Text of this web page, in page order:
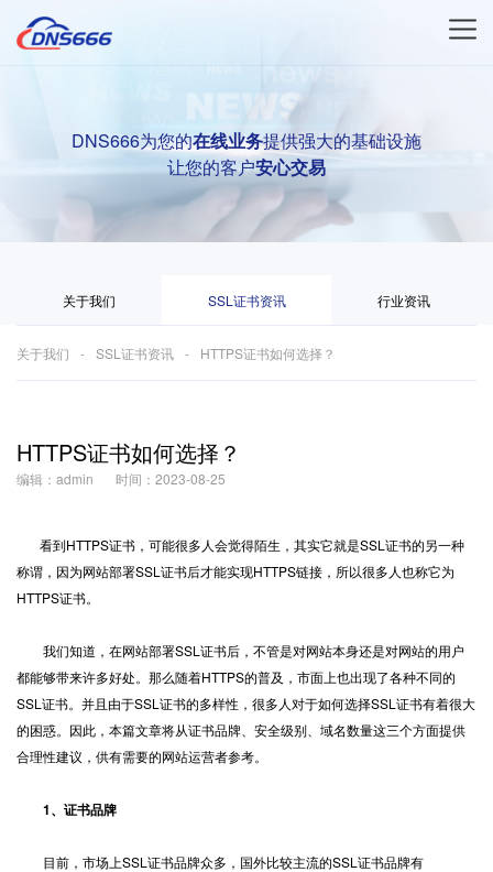
DNS666为您的在线业务提供强大的基础设施
让您的客户安心交易
关于我们 SSL证书资讯 行业资讯
关于我们 SSL证书资讯 HTTPS证书如何选择？
HTTPS证书如何选择？
编辑：admin 时间：2023-08-25
看到HTTPS证书 ，可能很多人会觉得陌生，其实它就是SSL证书的另一种
称谓，因为网站部署SSL证书后才能实现HTTPS链接，所以很多人也称它为
HTTPS证书。
我们知道，在网站部署SSL证书后，不管是对网站本身还是对网站的用户
都能够带来许多好处。那么随着HTTPS的普及，市面上也出现了各种不同的
SSL证书。并且由于SSL证书的多样性，很多人对于如何选择SSL证书有着很大
的困惑。因此，本篇文章将从证书品牌、安全级别、域名数量这三个方面提供
合理性建议，供有需要的网站运营者参考。
1、证书品牌
目前，市场上SSL证书品牌众多，国外比较主流的SSL证书品牌有